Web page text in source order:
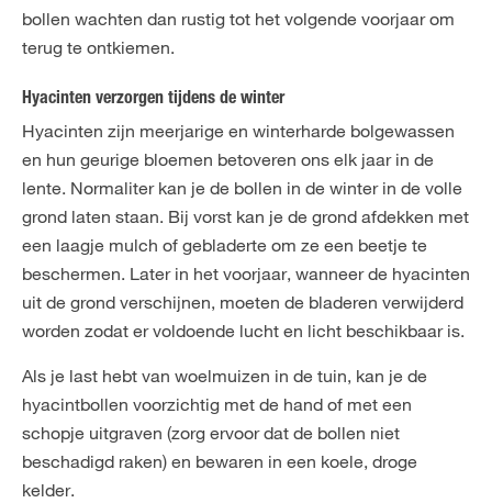
bollen wachten dan rustig tot het volgende voorjaar om
terug te ontkiemen.
Hyacinten verzorgen tijdens de winter
Hyacinten zijn meerjarige en winterharde bolgewassen
en hun geurige bloemen betoveren ons elk jaar in de
lente. Normaliter kan je de bollen in de winter in de volle
grond laten staan. Bij vorst kan je de grond afdekken met
een laagje mulch of gebladerte om ze een beetje te
beschermen. Later in het voorjaar, wanneer de hyacinten
uit de grond verschijnen, moeten de bladeren verwijderd
worden zodat er voldoende lucht en licht beschikbaar is.
Als je last hebt van woelmuizen in de tuin, kan je de
hyacintbollen voorzichtig met de hand of met een
schopje uitgraven (zorg ervoor dat de bollen niet
beschadigd raken) en bewaren in een koele, droge
kelder.